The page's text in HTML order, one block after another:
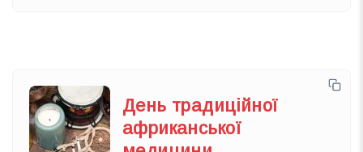
День традиційної
африканської